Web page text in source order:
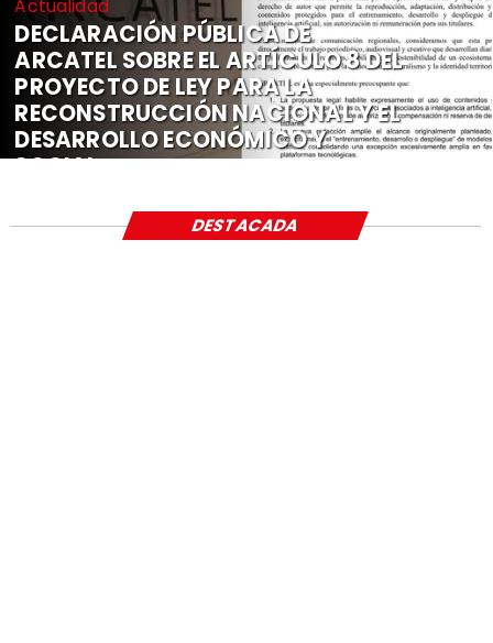
Actualidad
DECLARACIÓN PÚBLICA DE
ARCATEL SOBRE EL ARTÍCULO 8 DEL
PROYECTO DE LEY PARA LA
RECONSTRUCCIÓN NACIONAL Y EL
DESARROLLO ECONÓMICO Y
SOCIAL
DESTACADA